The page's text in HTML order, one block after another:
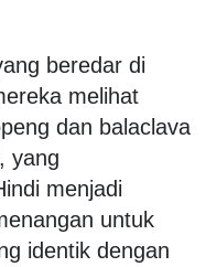
beredar di
melihat
dan balaclava
yang
menjadi
untuk
identik dengan